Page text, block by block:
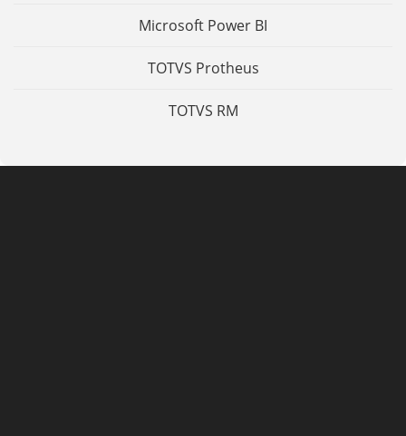
Microsoft Power BI
TOTVS Protheus
TOTVS RM